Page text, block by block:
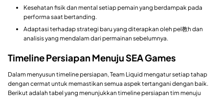
Kesehatan fisik dan mental setiap pemain yang berdampak pada
performa saat bertanding.
Adaptasi terhadap strategi baru yang diterapkan oleh pel教h dan
analisis yang mendalam dari permainan sebelumnya.
Timeline Persiapan Menuju SEA Games
Dalam menyusun timeline persiapan, Team Liquid mengatur setiap tahap
dengan cermat untuk memastikan semua aspek tertangani dengan baik.
Berikut adalah tabel yang menunjukkan timeline persiapan tim menuju